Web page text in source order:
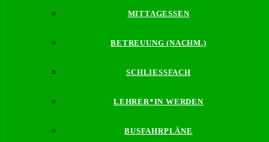
MITTAGESSEN
BETREUUNG (NACHM.)
SCHLIESSFACH
LEHRER*IN WERDEN
BUSFAHRPLÄNE